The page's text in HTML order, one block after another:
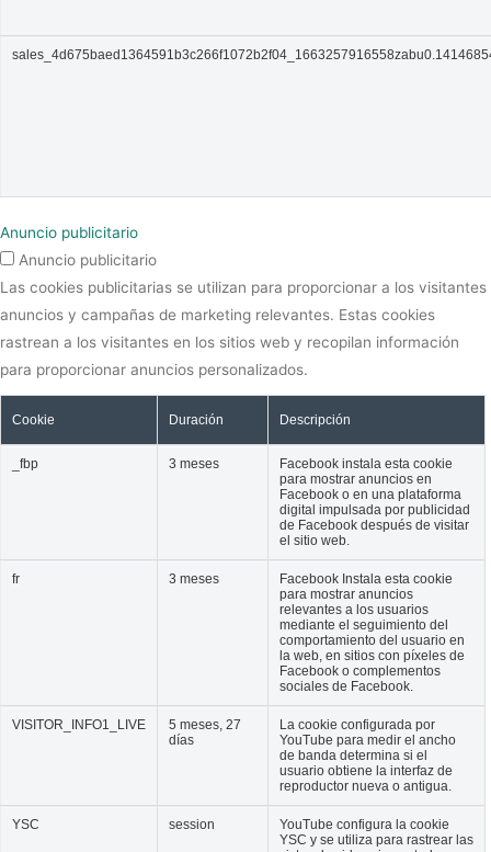
Anuncio publicitario
Anuncio publicitario
Las cookies publicitarias se utilizan para proporcionar a los visitantes
anuncios y campañas de marketing relevantes. Estas cookies
rastrean a los visitantes en los sitios web y recopilan información
para proporcionar anuncios personalizados.
Cookie Duración Descripción
_fbp 3 meses
Facebook instala esta cookie
para mostrar anuncios en
Facebook o en una plataforma
digital impulsada por publicidad
de Facebook después de visitar
el sitio web.
fr 3 meses
Facebook Instala esta cookie
para mostrar anuncios
relevantes a los usuarios
mediante el seguimiento del
comportamiento del usuario en
la web, en sitios con píxeles de
Facebook o complementos
sociales de Facebook.
VISITOR_INFO1_LIVE
5 meses, 27
días
La cookie configurada por
YouTube para medir el ancho
de banda determina si el
usuario obtiene la interfaz de
reproductor nueva o antigua.
YSC session
YouTube configura la cookie
YSC y se utiliza para rastrear las